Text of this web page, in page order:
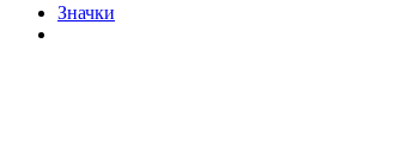
Значки